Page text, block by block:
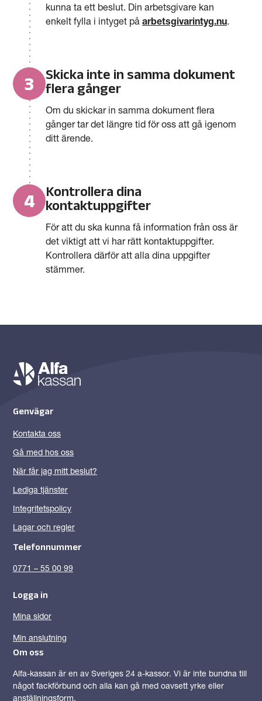
kunna ta ett beslut. Din arbetsgivare kan
enkelt fylla i intyget på arbetsgivarintyg.nu.
3
Skicka inte in samma dokument
flera gånger
Om du skickar in samma dokument flera
gånger tar det längre tid för oss att gå igenom
ditt ärende.
4
Kontrollera dina
kontaktuppgifter
För att du ska kunna få information från oss är
det viktigt att vi har rätt kontaktuppgifter.
Kontrollera därför att alla dina uppgifter
stämmer.
Genvägar
Kontakta oss
Gå med hos oss
När får jag mitt beslut?
Lediga tjänster
Integritetspolicy
Lagar och regler
Telefonnummer
0771 – 55 00 99
Logga in
Mina sidor
Min anslutning
Om oss
Alfa-kassan är en av Sveriges 24 a-kassor. Vi är inte bundna till
något fackförbund och alla kan gå med oavsett yrke eller
anställningsform.